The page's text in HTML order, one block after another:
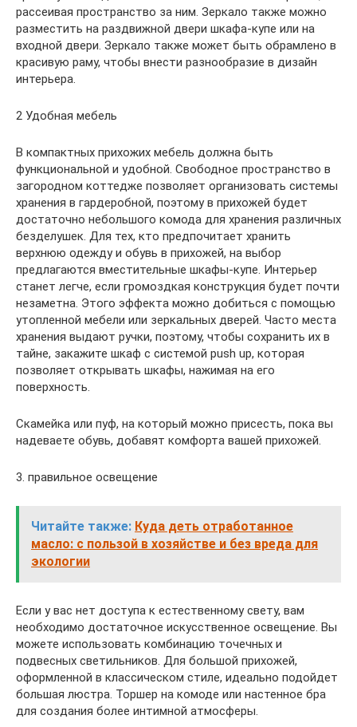
рассеивая пространство за ним. Зеркало также можно
разместить на раздвижной двери шкафа-купе или на
входной двери. Зеркало также может быть обрамлено в
красивую раму, чтобы внести разнообразие в дизайн
интерьера.
2 Удобная мебель
В компактных прихожих мебель должна быть
функциональной и удобной. Свободное пространство в
загородном коттедже позволяет организовать системы
хранения в гардеробной, поэтому в прихожей будет
достаточно небольшого комода для хранения различных
безделушек. Для тех, кто предпочитает хранить
верхнюю одежду и обувь в прихожей, на выбор
предлагаются вместительные шкафы-купе. Интерьер
станет легче, если громоздкая конструкция будет почти
незаметна. Этого эффекта можно добиться с помощью
утопленной мебели или зеркальных дверей. Часто места
хранения выдают ручки, поэтому, чтобы сохранить их в
тайне, закажите шкаф с системой push up, которая
позволяет открывать шкафы, нажимая на его
поверхность.
Скамейка или пуф, на который можно присесть, пока вы
надеваете обувь, добавят комфорта вашей прихожей.
3. правильное освещение
Читайте также: Куда деть отработанное
масло: с пользой в хозяйстве и без вреда для
экологии
Если у вас нет доступа к естественному свету, вам
необходимо достаточное искусственное освещение. Вы
можете использовать комбинацию точечных и
подвесных светильников. Для большой прихожей,
оформленной в классическом стиле, идеально подойдет
большая люстра. Торшер на комоде или настенное бра
для создания более интимной атмосферы.